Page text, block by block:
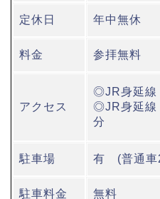
定休日 年中無休
料金 参拝無料
アクセス
◎JR身延線
◎JR身延線
分
駐車場 有 (普通車
駐車料金 無料